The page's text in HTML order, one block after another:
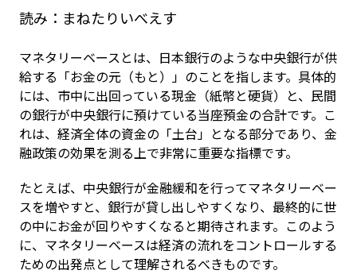
読み： まねたりいべえす
マネタリーベースとは、日本銀行のような中央銀行が供
給する「お金の元（もと）」のことを指します。具体的
には、市中に出回っている現金（紙幣と硬貨）と、民間
の銀行が中央銀行に預けている当座預金の合計です。こ
れは、経済全体の資金の「土台」となる部分であり、金
融政策の効果を測る上で非常に重要な指標です。
たとえば、中央銀行が金融緩和を行ってマネタリーベー
スを増やすと、銀行が貸し出しやすくなり、最終的に世
の中にお金が回りやすくなると期待されます。このよう
に、マネタリーベースは経済の流れをコントロールする
ための出発点として理解されるべきものです。